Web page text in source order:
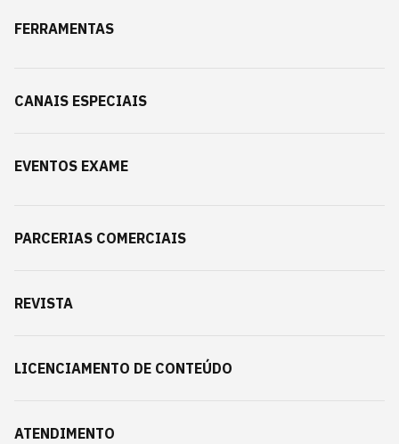
FERRAMENTAS
CANAIS ESPECIAIS
EVENTOS EXAME
PARCERIAS COMERCIAIS
REVISTA
LICENCIAMENTO DE CONTEÚDO
ATENDIMENTO